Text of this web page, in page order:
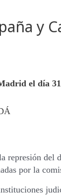
y
el día
represión
por la